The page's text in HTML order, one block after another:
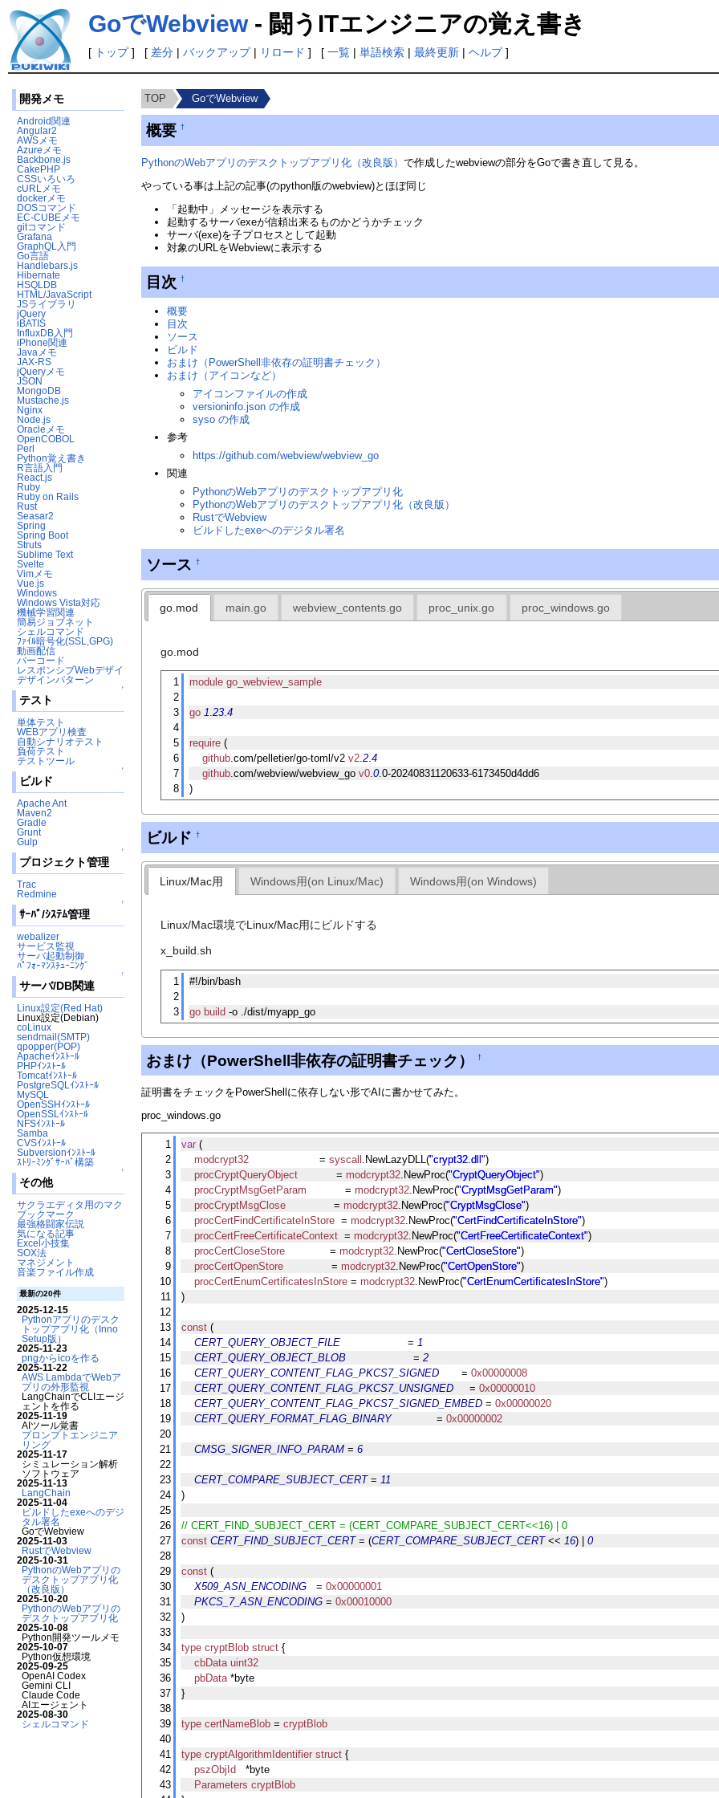
GoでWebview- 闘うITエンジニアの覚え書き
[ トップ] [ 差分 | バックアップ| リロード ] [ 一覧 | 単語検索 | 最終更新 | ヘルプ]
開発メモ
Android関連
Angular2
AWSメモ
Azureメモ
Backbone.js
CakePHP
CSSいろいろ
cURLメモ
dockerメモ
DOSコマンド
EC-CUBEメモ
gitコマンド
Grafana
GraphQL入門
Go言語
Handlebars.js
Hibernate
HSQLDB
HTML/JavaScript
JSライブラリ
jQuery
iBATIS
InfluxDB入門
iPhone関連
Javaメモ
JAX-RS
jQueryメモ
JSON
MongoDB
Mustache.js
Nginx
Node.js
Oracleメモ
OpenCOBOL
Perl
Python覚え書き
R言語入門
React.js
Ruby
Ruby on Rails
Rust
Seasar2
Spring
Spring Boot
Struts
Sublime Text
Svelte
Vimメモ
Vue.js
Windows
Windows Vista対応
機械学習関連
簡易ジョブネット
シェルコマンド
ﾌｧｲﾙ暗号化(SSL,GPG)
動画配信
バーコード
レスポンシブWebデザイン
デザインパターン
↑
テスト
単体テスト
WEBアプリ検査
自動シナリオテスト
負荷テスト
テストツール
↑
ビルド
Apache Ant
Maven2
Gradle
Grunt
Gulp
↑
プロジェクト管理
Trac
Redmine
↑
ｻｰﾊﾞ/ｼｽﾃﾑ管理
webalizer
サービス監視
サーバ起動制御
ﾊﾟﾌｫｰﾏﾝｽﾁｭｰﾆﾝｸﾞ
↑
サーバ/DB関連
Linux設定(Red Hat)
Linux設定(Debian)
coLinux
sendmail(SMTP)
qpopper(POP)
Apacheｲﾝｽﾄｰﾙ
PHPｲﾝｽﾄｰﾙ
Tomcatｲﾝｽﾄｰﾙ
PostgreSQLｲﾝｽﾄｰﾙ
MySQL
OpenSSHｲﾝｽﾄｰﾙ
OpenSSLｲﾝｽﾄｰﾙ
NFSｲﾝｽﾄｰﾙ
Samba
CVSｲﾝｽﾄｰﾙ
Subversionｲﾝｽﾄｰﾙ
ｽﾄﾘｰﾐﾝｸﾞｻｰﾊﾞ構築
↑
その他
サクラエディタ用のマクロ
ブックマーク
最強格闘家伝説
気になる記事
Excel小技集
SOX法
マネジメント
音楽ファイル作成
最新の20件
2025-12-15
Pythonアプリのデスク
トップアプリ化（Inno
Setup版）
2025-11-23
pngからicoを作る
2025-11-22
AWS LambdaでWebア
プリの外形監視
LangChainでCLIエージ
ェントを作る
2025-11-19
AIツール覚書
プロンプトエンジニア
リング
2025-11-17
シミュレーション解析
ソフトウェア
2025-11-13
LangChain
2025-11-04
ビルドしたexeへのデジ
タル署名
GoでWebview
2025-11-03
RustでWebview
2025-10-31
PythonのWebアプリの
デスクトップアプリ化
（改良版）
2025-10-20
PythonのWebアプリの
デスクトップアプリ化
2025-10-08
Python開発ツールメモ
2025-10-07
Python仮想環境
2025-09-25
OpenAI Codex
Gemini CLI
Claude Code
AIエージェント
2025-08-30
シェルコマンド
TOP GoでWebview
概要†
PythonのWebアプリのデスクトップアプリ化（改良版）で作成したwebviewの部分をGoで書き直して見る。
やっている事は上記の記事(のpython版のwebview)とほぼ同じ
「起動中」メッセージを表示する
起動するサーバexeが信頼出来るものかどうかチェック
サーバ(exe)を子プロセスとして起動
対象のURLをWebviewに表示する
目次†
概要
目次
ソース
ビルド
おまけ（PowerShell非依存の証明書チェック）
おまけ（アイコンなど）
アイコンファイルの作成
versioninfo.json の作成
syso の作成
参考
https://github.com/webview/webview_go
関連
PythonのWebアプリのデスクトップアプリ化
PythonのWebアプリのデスクトップアプリ化（改良版）
RustでWebview
ビルドしたexeへのデジタル署名
ソース†
go.mod main.go webview_contents.go proc_unix.go proc_windows.go
go.mod
1
2
3
4
5
6
7
8
module go_webview_sample
go 1.23.4
require (
github.com/pelletier/go-toml/v2 v2.2.4
github.com/webview/webview_go v0.0.0-20240831120633-6173450d4dd6
)
ビルド†
Linux/Mac用 Windows用(on Linux/Mac) Windows用(on Windows)
Linux/Mac環境でLinux/Mac用にビルドする
x_build.sh
1
2
3
#!/bin/bash
go build -o ./dist/myapp_go
おまけ（PowerShell非依存の証明書チェック）†
証明書をチェックをPowerShellに依存しない形でAIに書かせてみた。
proc_windows.go
1
2
3
4
5
6
7
8
9
10
11
12
13
14
15
16
17
18
19
20
21
22
23
24
25
26
27
28
29
30
31
32
33
34
35
36
37
38
39
40
41
42
43
var (
modcrypt32
                      =
syscall .NewLazyDLL("crypt32.dll")
procCryptQueryObject
            =
modcrypt32.NewProc("CryptQueryObject")
procCryptMsgGetParam
            =
modcrypt32.NewProc("CryptMsgGetParam")
procCryptMsgClose
               =
modcrypt32.NewProc("CryptMsgClose")
procCertFindCertificateInStore
  =
modcrypt32.NewProc("CertFindCertificateInStore")
procCertFreeCertificateContext
  =
modcrypt32.NewProc("CertFreeCertificateContext")
procCertCloseStore
              =
modcrypt32.NewProc("CertCloseStore")
procCertOpenStore
               =
modcrypt32.NewProc("CertOpenStore")
procCertEnumCertificatesInStore = modcrypt32.NewProc("CertEnumCertificatesInStore")
)
const (
CERT_QUERY_OBJECT_FILE
                     =
1
CERT_QUERY_OBJECT_BLOB
                     =
2
CERT_QUERY_CONTENT_FLAG_PKCS7_SIGNED
       =
0x00000008
CERT_QUERY_CONTENT_FLAG_PKCS7_UNSIGNED
     =
0x00000010
CERT_QUERY_CONTENT_FLAG_PKCS7_SIGNED_EMBED = 0x00000020
CERT_QUERY_FORMAT_FLAG_BINARY
              =
0x00000002
CMSG_SIGNER_INFO_PARAM = 6
CERT_COMPARE_SUBJECT_CERT = 11
)
// CERT_FIND_SUBJECT_CERT = (CERT_COMPARE_SUBJECT_CERT<<16) | 0
const CERT_FIND_SUBJECT_CERT = (CERT_COMPARE_SUBJECT_CERT << 16) | 0
const (
X509_ASN_ENCODING
   =
0x00000001
PKCS_7_ASN_ENCODING = 0x00010000
)
type cryptBlob struct {
cbData uint32
pbData *byte
}
type certNameBlob = cryptBlob
type cryptAlgorithmIdentifier struct {
pszObjId
   *byte
Parameters cryptBlob